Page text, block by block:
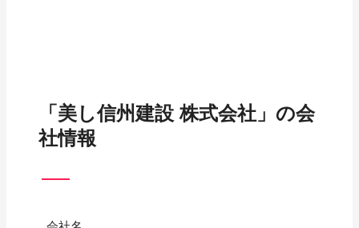
「美し信州建設 株式会社」の会
社情報